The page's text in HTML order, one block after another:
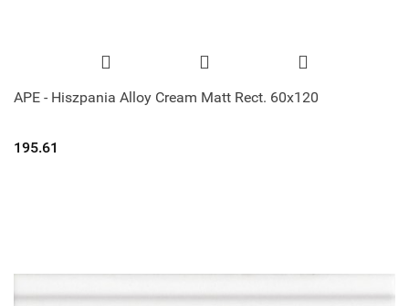
APE - Hiszpania Alloy Cream Matt Rect. 60x120
195.61